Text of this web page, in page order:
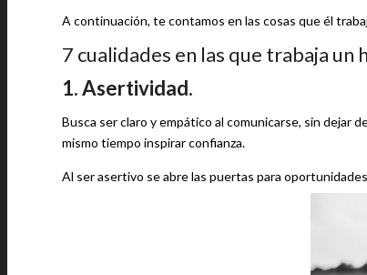
A continuación, te contamos en las cosas que él
7 cualidades en las que trabaja
1. Asertividad.
Busca ser claro y empático al comunicarse, sin dejar
mismo tiempo inspirar confianza.
Al ser asertivo se abre las puertas para